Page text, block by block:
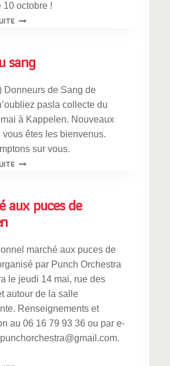
10 octobre !
JOURNÉE
sang
Donneurs de Sang de
pasla collecte du
à Kappelen. Nouveaux
vous êtes les bienvenus.
sur vous.
DON
aux puces de
marché aux puces de
par Punch Orchestra
le jeudi 14 mai, rue des
autour de la salle
Renseignements et
au 06 16 79 93 36 ou par e-